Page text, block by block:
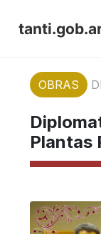
OBRAS
Plantas